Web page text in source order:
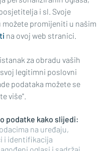
Politika privatnosti
Suradnici
i sl. Svoje
promijeniti u našim
na ovoj web stranici.
za obradu vaših
legitimni poslovni
podataka možete se
više".
podatke kako slijedi:
na uređaju,
i identifikacija